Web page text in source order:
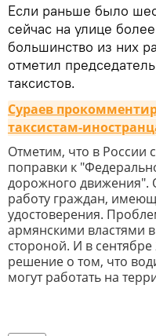
Если раньше было
сейчас на улице
большинство из них
отметил
таксистов.
Сураев
таксистам-
Отметим, что в России
поправки к
дорожного движения".
работу граждан,
удостоверения.
армянскими властями
стороной. И в
решение о том, что
могут работать на